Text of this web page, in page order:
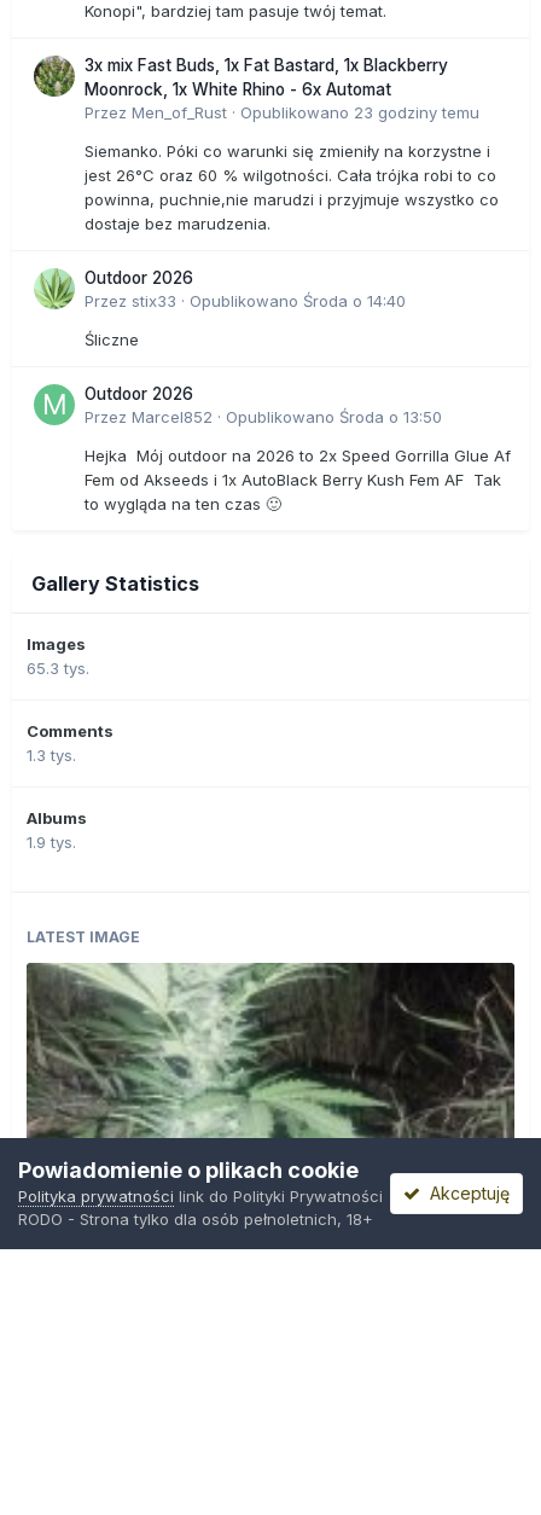
Konopi", bardziej tam pasuje twój temat.
3x mix Fast Buds, 1x Fat Bastard, 1x Blackberry
Moonrock, 1x White Rhino - 6x Automat
Przez Men_of_Rust · Opublikowano 23 godziny temu
Siemanko. Póki co warunki się zmieniły na korzystne i
jest 26°C oraz 60 % wilgotności. Cała trójka robi to co
powinna, puchnie,nie marudzi i przyjmuje wszystko co
dostaje bez marudzenia.
Outdoor 2026
Przez stix33 · Opublikowano Środa o 14:40
Śliczne
Outdoor 2026
Przez Marcel852 · Opublikowano Środa o 13:50
Hejka Mój outdoor na 2026 to 2x Speed Gorrilla Glue Af
Fem od Akseeds i 1x AutoBlack Berry Kush Fem AF Tak
to wygląda na ten czas 🙂
Gallery Statistics
Images
65.3 tys.
Comments
1.3 tys.
Albums
1.9 tys.
LATEST IMAGE
Powiadomienie o plikach cookie
Polityka prywatności link do Polityki Prywatności
RODO - Strona tylko dla osób pełnoletnich, 18+
Akceptuję